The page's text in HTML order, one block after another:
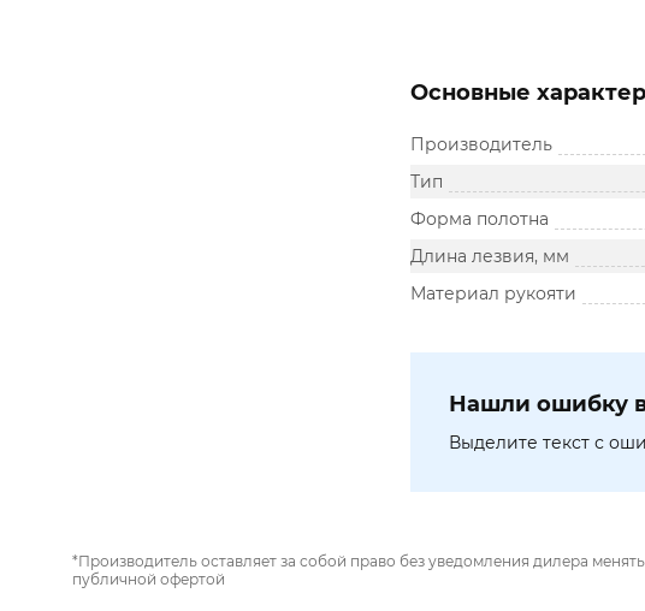
Основные
Производитель
Тип
Форма полотна
Длина лезвия, мм
Материал рукояти
Нашли ошибку
Выделите текст с
*Производитель оставляет за собой право без уведомления дилера
публичной офертой